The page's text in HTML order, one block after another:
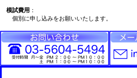
模試費用 ：
個別に申し込みをお願いいたします。